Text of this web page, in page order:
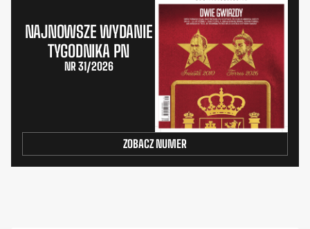
NAJNOWSZE WYDANIE
TYGODNIKA PN
NR 31/2026
ZOBACZ NUMER